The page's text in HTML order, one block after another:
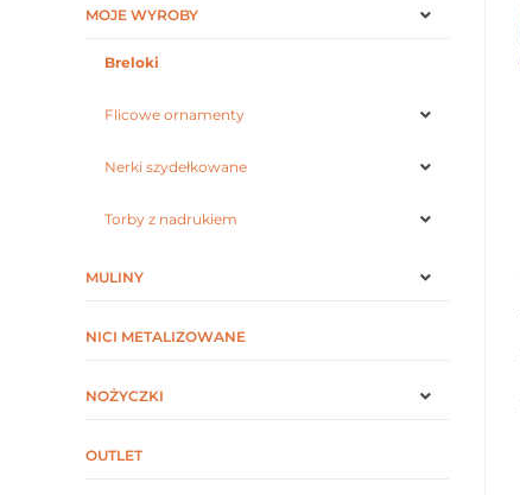
MOJE WYROBY
Breloki
Flicowe ornamenty
Nerki szydełkowane
Torby z nadrukiem
MULINY
NICI METALIZOWANE
NOŻYCZKI
OUTLET